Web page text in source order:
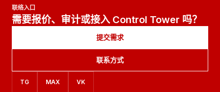
联络入口
需要报价、审计或接入 Control Tower 吗？
提交需求
联系方式
TG MAX VK